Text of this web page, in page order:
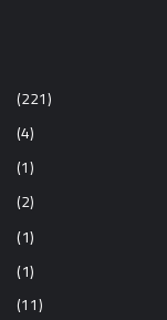
(221)
(4)
(1)
(2)
(1)
(1)
(11)